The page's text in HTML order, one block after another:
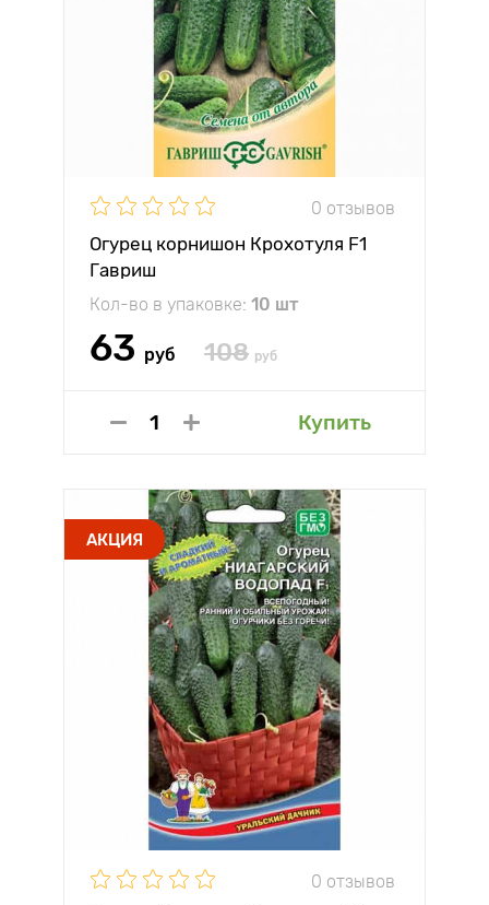
0 отзывов
Огурец корнишон Крохотуля F1
Гавриш
Кол-во в упаковке: 10 шт
63 руб 108 руб
Купить
АКЦИЯ
0 отзывов